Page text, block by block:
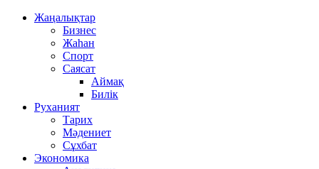
Жаңалықтар
Бизнес
Жаһан
Спорт
Саясат
Аймақ
Билік
Руханият
Тарих
Мәдениет
Сұхбат
Экономика